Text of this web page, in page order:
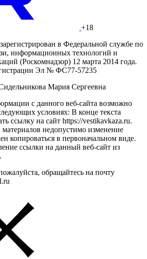
+18
в Федеральной службе по
информационных технологий и
(Роскомнадзор) 12 марта 2014 года.
Эл № ФС77-57235
Мария Сергеевна
с данного веб-сайта возможно
условиях: В конце текста
ссылку на сайт https://vestikavkaza.ru.
недопустимо изменение
копироваться в первоначальном виде.
ссылки на данный веб-сайт из
обращайтесь на почту